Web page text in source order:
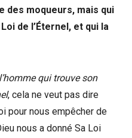
des moqueurs, mais qui
de l’Éternel, et qui la
qui trouve son
, cela ne veut pas dire
pour nous empêcher de
nous a donné Sa Loi